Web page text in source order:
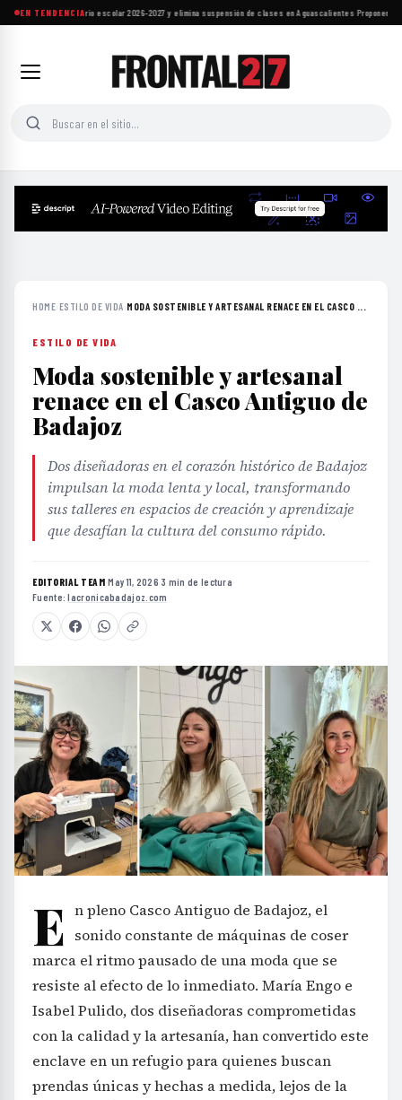
EN TENDENCIA
SEP ajusta calendario escolar 2026-2027 y elimina suspensión de clases en Aguascalientes·Proponen
HOME›ESTILO DE VIDA›MODA SOSTENIBLE Y ARTESANAL RENACE EN EL CASCO ...
ESTILO DE VIDA
Moda sostenible y artesanal
renace en el Casco Antiguo de
Badajoz
Dos diseñadoras en el corazón histórico de Badajoz
impulsan la moda lenta y local, transformando
sus talleres en espacios de creación y aprendizaje
que desafían la cultura del consumo rápido.
EDITORIAL TEAM·May 11, 2026·3 min de lectura·
Fuente:lacronicabadajoz.com
E n pleno Casco Antiguo de Badajoz, el
sonido constante de máquinas de coser
marca el ritmo pausado de una moda que se
resiste al efecto de lo inmediato. María Engo e
Isabel Pulido, dos diseñadoras comprometidas
con la calidad y la artesanía, han convertido este
enclave en un refugio para quienes buscan
prendas únicas y hechas a medida, lejos de la